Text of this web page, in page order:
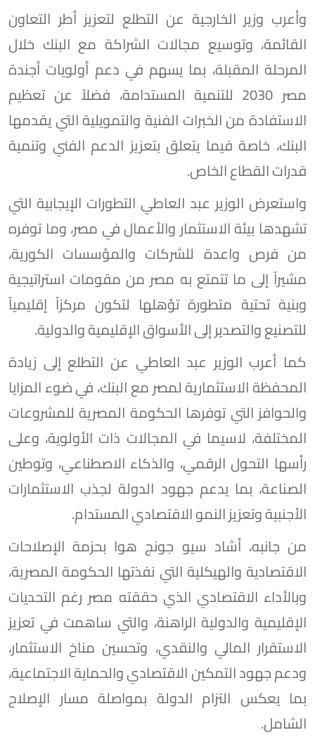
وأعرب وزير الخارجية عن التطلع لتعزيز أطر التعاون
القائمة، وتوسيع مجالات الشراكة مع البنك خلال
المرحلة المقبلة، بما يسهم في دعم أولويات أجندة
مصر 2030 للتنمية المستدامة، فضلاً عن تعظيم
الاستفادة من الخبرات الفنية والتمويلية التي يقدمها
البنك، خاصة فيما يتعلق بتعزيز الدعم الفني وتنمية
قدرات القطاع الخاص.
واستعرض الوزير عبد العاطي التطورات الإيجابية التي
تشهدها بيئة الاستثمار والأعمال في مصر، وما توفره
من فرص واعدة للشركات والمؤسسات الكورية،
مشيراً إلى ما تتمتع به مصر من مقومات استراتيجية
وبنية تحتية متطورة تؤهلها لتكون مركزاً إقليمياً
للتصنيع والتصدير إلى الأسواق الإقليمية والدولية.
كما أعرب الوزير عبد العاطي عن التطلع إلى زيادة
المحفظة الاستثمارية لمصر مع البنك، في ضوء المزايا
والحوافز التي توفرها الحكومة المصرية للمشروعات
المختلفة، لاسيما في المجالات ذات الأولوية، وعلى
رأسها التحول الرقمي، والذكاء الاصطناعي، وتوطين
الصناعة، بما يدعم جهود الدولة لجذب الاستثمارات
الأجنبية وتعزيز النمو الاقتصادي المستدام.
من جانبه، أشاد سيو جونج هوا بحزمة الإصلاحات
الاقتصادية والهيكلية التي نفذتها الحكومة المصرية،
وبالأداء الاقتصادي الذي حققته مصر رغم التحديات
الإقليمية والدولية الراهنة، والتي ساهمت في تعزيز
الاستقرار المالي والنقدي، وتحسين مناخ الاستثمار،
ودعم جهود التمكين الاقتصادي والحماية الاجتماعية،
بما يعكس التزام الدولة بمواصلة مسار الإصلاح
الشامل.